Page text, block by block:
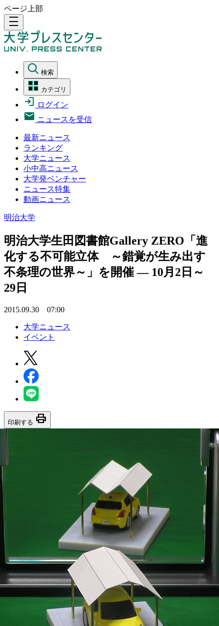
ページ上部
density_medium
検索
カテゴリ
ログイン
ニュースを受信
最新ニュース
ランキング
大学ニュース
小中高ニュース
大学発ベンチャー
ニュース特集
動画ニュース
明治大学
明治大学生田図書館Gallery ZERO「進
化する不可能立体 ～錯覚が生み出す
不条理の世界～」を開催 — 10月2日～
29日
2015.09.30 07:00
大学ニュース
イベント
印刷する print